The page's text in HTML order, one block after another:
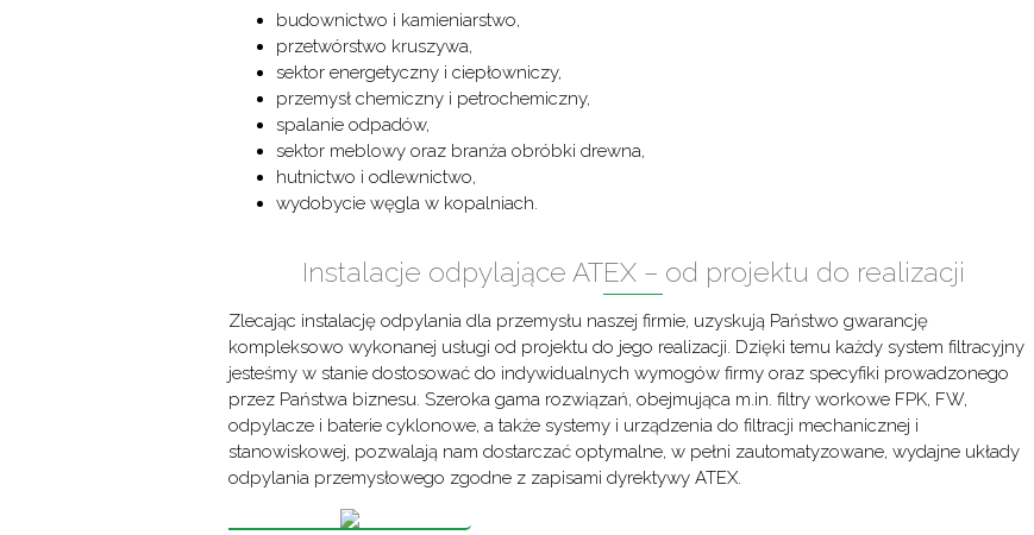
budownictwo i kamieniarstwo,
przetwórstwo kruszywa,
sektor energetyczny i ciepłowniczy,
przemysł chemiczny i petrochemiczny,
spalanie odpadów,
sektor meblowy oraz branża obróbki drewna,
hutnictwo i odlewnictwo,
wydobycie węgla w kopalniach.
Instalacje odpylające ATEX – od projektu do realizacji
Zlecając instalację odpylania dla przemysłu naszej firmie, uzyskują Państwo gwarancję
kompleksowo wykonanej usługi od projektu do jego realizacji. Dzięki temu każdy system filtracyjny
jesteśmy w stanie dostosować do indywidualnych wymogów firmy oraz specyfiki prowadzonego
przez Państwa biznesu. Szeroka gama rozwiązań, obejmująca m.in. filtry workowe FPK, FW,
odpylacze i baterie cyklonowe, a także systemy i urządzenia do filtracji mechanicznej i
stanowiskowej, pozwalają nam dostarczać optymalne, w pełni zautomatyzowane, wydajne układy
odpylania przemysłowego zgodne z zapisami dyrektywy ATEX.